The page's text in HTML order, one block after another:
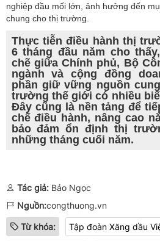
nghiệp đầu mối lớn, ảnh hưởng đến
chung cho thị trường.
Thực tiễn điều hành thị
6 tháng đầu năm cho
chẽ giữa Chính phủ, Bộ
ngành và cộng đồng
phần giữ vững nguồn
trường thế giới có nhiều
Đây cũng là nền tảng để
chế điều hành, nâng cao
bảo đảm ổn định thị
những tháng cuối năm.
Tác giả: Bảo Ngọc
Nguồn:congthuong.vn
Từ khóa: Tập đoàn Xăng dầu